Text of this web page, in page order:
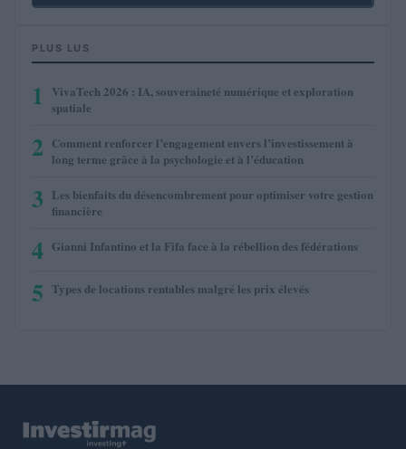
PLUS LUS
1
VivaTech 2026 : IA, souveraineté numérique et exploration
spatiale
2 Comment renforcer l’engagement envers l’investissement à
long terme grâce à la psychologie et à l’éducation
3 Les bienfaits du désencombrement pour optimiser votre gestion
financière
4 Gianni Infantino et la Fifa face à la rébellion des fédérations
5 Types de locations rentables malgré les prix élevés